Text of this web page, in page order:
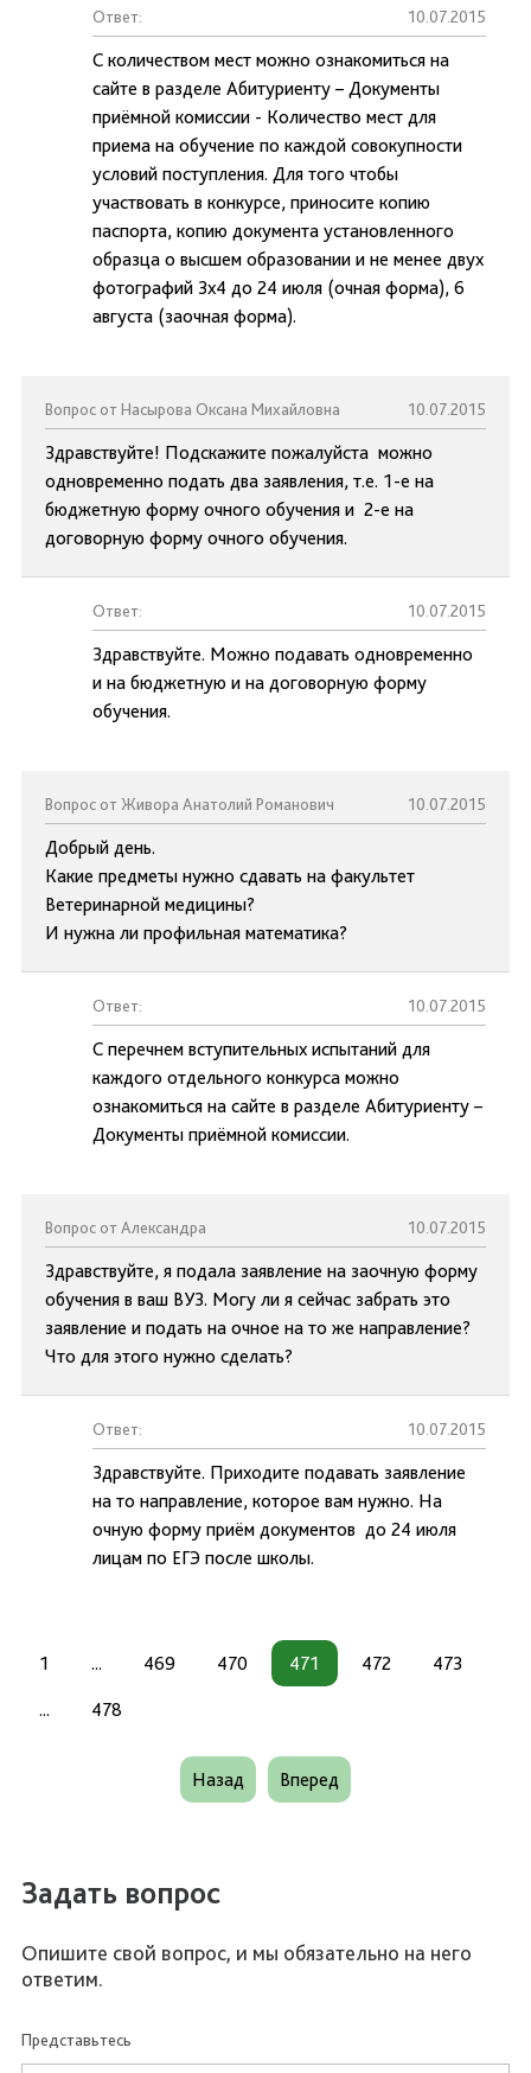
Ответ: 10.07.2015
С количеством мест можно ознакомиться на
сайте в разделе Абитуриенту – Документы
приёмной комиссии - Количество мест для
приема на обучение по каждой совокупности
условий поступления. Для того чтобы
участвовать в конкурсе, приносите копию
паспорта, копию документа установленного
образца о высшем образовании и не менее двух
фотографий 3х4 до 24 июля (очная форма), 6
августа (заочная форма).
Вопрос от Насырова Оксана Михайловна 10.07.2015
Здравствуйте! Подскажите пожалуйста можно
одновременно подать два заявления, т.е. 1-е на
бюджетную форму очного обучения и 2-е на
договорную форму очного обучения.
Ответ: 10.07.2015
Здравствуйте. Можно подавать одновременно
и на бюджетную и на договорную форму
обучения.
Вопрос от Живора Анатолий Романович 10.07.2015
Добрый день.
Какие предметы нужно сдавать на факультет
Ветеринарной медицины?
И нужна ли профильная математика?
Ответ: 10.07.2015
С перечнем вступительных испытаний для
каждого отдельного конкурса можно
ознакомиться на сайте в разделе Абитуриенту –
Документы приёмной комиссии.
Вопрос от Александра 10.07.2015
Здравствуйте, я подала заявление на заочную форму
обучения в ваш ВУЗ. Могу ли я сейчас забрать это
заявление и подать на очное на то же направление?
Что для этого нужно сделать?
Ответ: 10.07.2015
Здравствуйте. Приходите подавать заявление
на то направление, которое вам нужно. На
очную форму приём документов до 24 июля
лицам по ЕГЭ после школы.
1 ... 469 470 471 472 473
... 478
Назад Вперед
Задать вопрос
Опишите свой вопрос, и мы обязательно на него
ответим.
Представьтесь